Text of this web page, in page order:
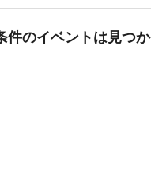
件のイベントは見つか